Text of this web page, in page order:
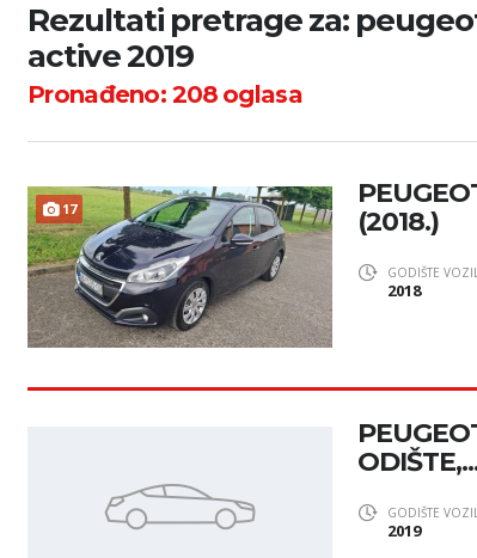
Rezultati pretrage za:
active 2019
Pronađeno:208oglasa
17
(2018.)
GODIŠTE
2018
GODIŠTE
2019